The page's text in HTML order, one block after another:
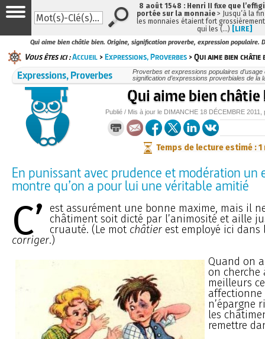
Qui aime bien châtie bien. Origine, signification proverbe, expression populaire.
Vous êtes ici :Accueil >Expressions, Proverbes > Qui aime bien châtie
Expressions, Proverbes
Proverbes et expressions populaires d’usage
signification d’expressions proverbiales de la
Qui aime bien châtie
Publié / Mis à jour le DIMANCHE 18 DÉCEMBRE 2011
Temps de lecture estimé : 1
En punissant avec prudence et modération un
montre qu’on a pour lui une véritable amitié
C’ est assurément une bonne maxime, mais il
châtiment soit dicté par l’animosité et aille
cruauté. (Le mot châtier est employé ici dans
corriger.)
Quand on
on cherche
meilleurs
affectionne
n’épargne
les
remettre
8 août 1548 : Henri II fixe que
portée sur la monnaie > Jusqu’à la
les monnaies étaient fort
qui les (…) [LIRE]